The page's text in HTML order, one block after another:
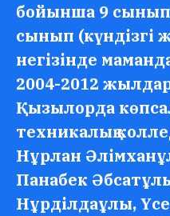
бойынша 9 сынып
сынып (күндізгі
негізінде
2004-2012
Қызылорда
техникалық
Нұрлан
Панабек
Нұрділдаұлы,